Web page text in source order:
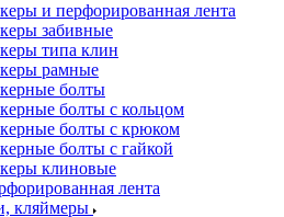
и перфорированная лента
забивные
типа клин
рамные
болты
болты с кольцом
болты с крюком
болты с гайкой
клиновые
лента
кляймеры